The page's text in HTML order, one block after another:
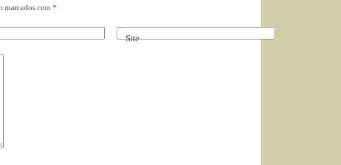
marcados com *
Site